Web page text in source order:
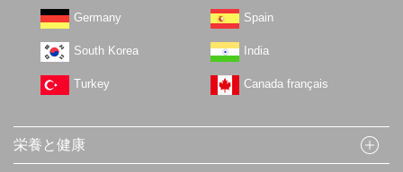
Germany Spain
South Korea India
Turkey Canada français
栄養と健康